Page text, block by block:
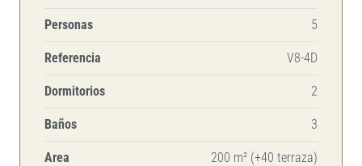
Personas 5
Referencia V8-4D
Dormitorios 2
Baños 3
Area 200 m² (+40 terraza)